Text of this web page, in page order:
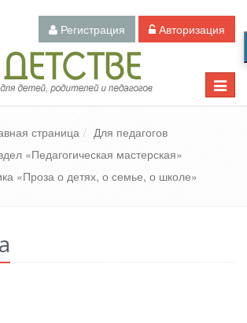
Регистрация Авторизация
Toggle
«О детстве»
страница
Для педагогов
«Педагогическая мастерская»
«Проза о детях, о семье, о школе»